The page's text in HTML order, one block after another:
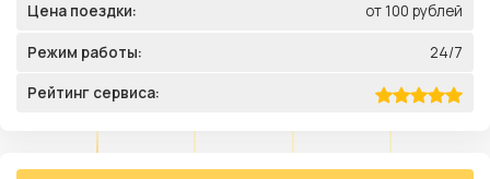
Цена поездки: от 100 рублей
Режим работы: 24/7
Рейтинг сервиса: